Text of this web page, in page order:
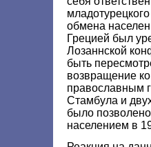
обмена
Грецией был
Лозаннской
быть
возвращение
православным
Стамбула и
было
населением в